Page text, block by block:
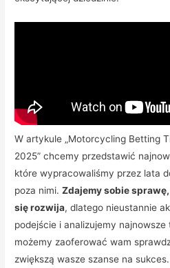
W artykule „Motorcycling Betting
2025” chcemy przedstawić
które wypracowaliśmy przez lata
poza nimi.Zdajemy sobie
się rozwija, dlatego nieustannie
podejście i analizujemy
możemy zaoferować wam
zwiększą wasze szanse na sukces.